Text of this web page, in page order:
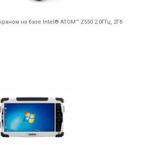
на базе Intel® ATOM™ Z550 2.0ГГц, 2Гб